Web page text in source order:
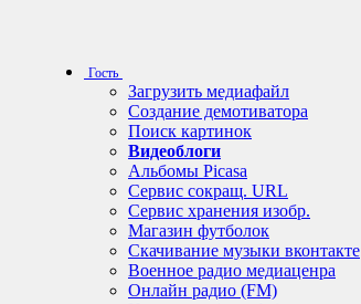
Гость
Загрузить медиафайл
Создание демотиватора
Поиск картинок
Видеоблоги
Альбомы Picasa
Сервис сокращ. URL
Сервис хранения изобр.
Магазин футболок
Скачивание музыки вконтакте
Военное радио медиаценра
Онлайн радио (FM)